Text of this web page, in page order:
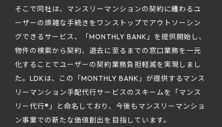
そこで同社は、マンスリーマンションの契約に纏わるユ
ーザーの煩雑な手続きをワンストップでアウトソーシン
グできるサービス、「MONTHLY BANK」を提供開始し、
物件の検索から契約、退去に至るまでの窓口業務を一元
化することでユーザーの契約業務負担軽減を実現しまし
た。LDKは、この「MONTHLY BANK」が提供するマンス
リーマンション手配代行サービスのスキームを「マンス
リー代行®️」と命名しており、今後もマンスリーマンショ
ン事業での新たな価値創出を目指しています。